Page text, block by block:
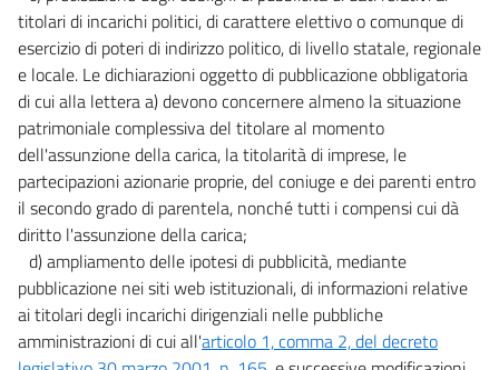
titolari di incarichi politici, di carattere elettivo o comunque di
esercizio di poteri di indirizzo politico, di livello statale, regionale
e locale. Le dichiarazioni oggetto di pubblicazione obbligatoria
di cui alla lettera a) devono concernere almeno la situazione
patrimoniale complessiva del titolare al momento
dell'assunzione della carica, la titolarità di imprese, le
partecipazioni azionarie proprie, del coniuge e dei parenti entro
il secondo grado di parentela, nonché tutti i compensi cui dà
diritto l'assunzione della carica;
d) ampliamento delle ipotesi di pubblicità, mediante
pubblicazione nei siti web istituzionali, di informazioni relative
ai titolari degli incarichi dirigenziali nelle pubbliche
amministrazioni di cui all'articolo 1, comma 2, del decreto